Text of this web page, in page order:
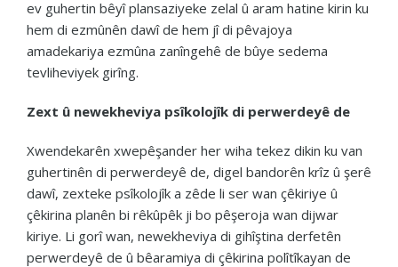
ev guhertin bêyî plansaziyeke zelal û aram hatine kirin ku
hem di ezmûnên dawî de hem jî di pêvajoya
amadekariya ezmûna zanîngehê de bûye sedema
tevliheviyek girîng.
Zext û newekheviya psîkolojîk di perwerdeyê de
Xwendekarên xwepêşander her wiha tekez dikin ku van
guhertinên di perwerdeyê de, digel bandorên krîz û şerê
dawî, zexteke psîkolojîk a zêde li ser wan çêkiriye û
çêkirina planên bi rêkûpêk ji bo pêşeroja wan dijwar
kiriye. Li gorî wan, newekheviya di gihîştina derfetên
perwerdeyê de û bêaramiya di çêkirina polîtîkayan de